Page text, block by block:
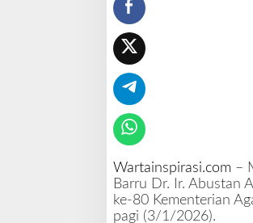
m
B
a
Wartainspirasi.com–
Barru Dr. Ir. Abustan
ke-80 Kementerian
pagi (3/1/2026).